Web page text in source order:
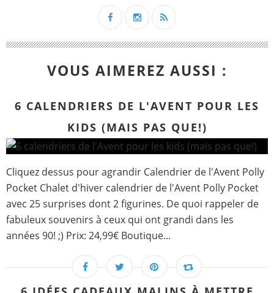
VOUS AIMEREZ AUSSI :
6 CALENDRIERS DE L'AVENT POUR LES
KIDS (MAIS PAS QUE!)
Cliquez dessus pour agrandir Calendrier de l'Avent Polly
Pocket Chalet d'hiver calendrier de l'Avent Polly Pocket
avec 25 surprises dont 2 figurines. De quoi rappeler de
fabuleux souvenirs à ceux qui ont grandi dans les
années 90! ;) Prix: 24,99€ Boutique...